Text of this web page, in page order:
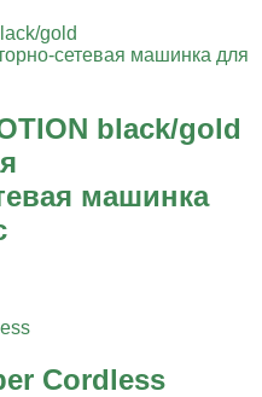
black/gold
машинка
Cordless